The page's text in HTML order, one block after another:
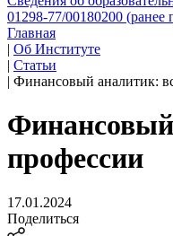
01298-77/00180200
Главная
| Об Институте
| Статьи
| Финансовый аналитик:
профессии
17.01.2024
Поделиться